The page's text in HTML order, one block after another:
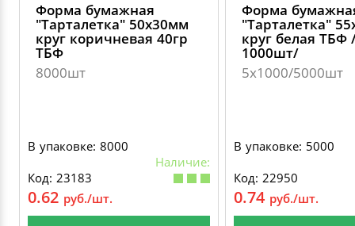
Форма бумажная
"Тарталетка" 50х30мм
круг коричневая 40гр
ТБФ
8000шт
В упаковке: 8000
Наличие:
Код: 23183
0.62 руб./шт.
Форма
"Тарталетка"
круг белая ТБФ
1000шт/
5х1000/5000шт
В упаковке: 5000
Код: 22950
0.74 руб./шт.